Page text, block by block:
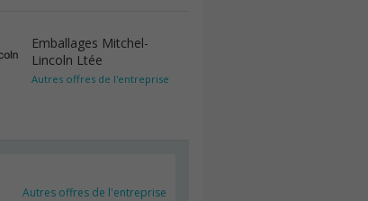
Emballages Mitchel-
Lincoln Ltée
Autres offres de l'entreprise
Autres offres de l'entreprise